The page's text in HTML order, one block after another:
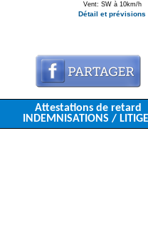
Vent: SW à 10km/h
Détail et prévisions
Attestations de retard
INDEMNISATIONS /